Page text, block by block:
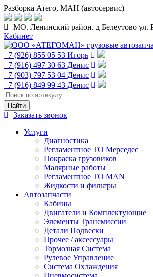
Разборка Атего, МАН (автосервис)
МО. Ленинский район. д Белеутово ул.
Кабинет
+7 (926) 855 05 53 Игорь
+7 (916) 497 30 63 Денис
+7 (903) 797 53 04 Денис
+7 (916) 849 99 43 Денис
Заказать звонок
Услуги
Диагностика
Регламентное ТО Мерседес
Покраска грузовиков
Малярные работы
Регламентное ТО MAN
Жидкости и фильтры
Автозапчасти
Кабины
Двигатели и Комплектующие
Элементы Трансмиссии
Детали Подвески
Прочее / аксессуары
Тормозная Система
Рулевое Управление
Система Охлаждения
Пневмосистема